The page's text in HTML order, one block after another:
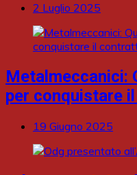
2 Luglio 2025
Metalmeccanici:
per conquistare
19 Giugno 2025